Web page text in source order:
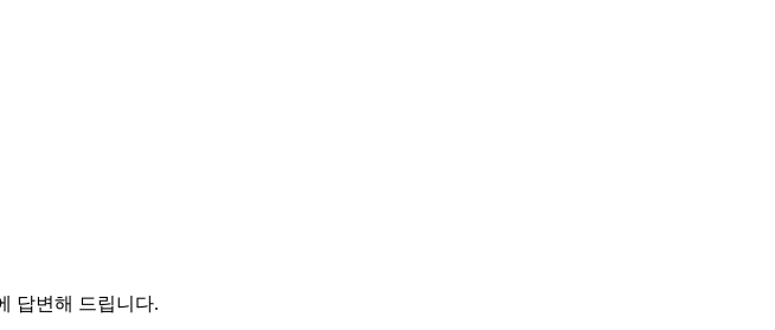
답변해 드립니다.